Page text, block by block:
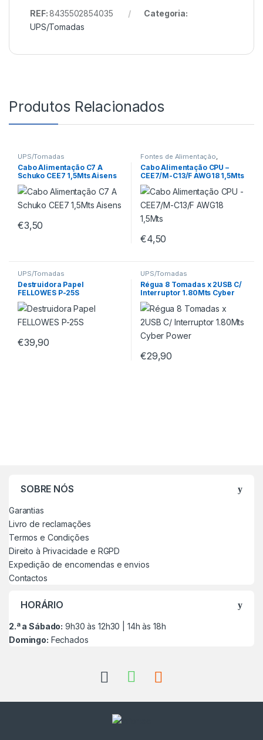
REF:8435502854035
Categoria:
UPS/Tomadas
Produtos Relacionados
UPS/Tomadas
Cabo Alimentação C7 A
Schuko CEE7 1,5Mts Aisens
€3,50
Fontes de Alimentação,
UPS/Tomadas
Cabo Alimentação CPU –
CEE7/M-C13/F AWG18 1,5Mts
€4,50
UPS/Tomadas
Destruidora Papel
FELLOWES P-25S
€39,90
UPS/Tomadas
Régua 8 Tomadas x 2USB C/
Interruptor 1.80Mts Cyber
Power
€29,90
SOBRE NÓS
Garantias
Livro de reclamações
Termos e Condições
Direito à Privacidade e RGPD
Expedição de encomendas e envios
Contactos
HORÁRIO
2.ª a Sábado: 9h30 às 12h30 | 14h às 18h
Domingo: Fechados